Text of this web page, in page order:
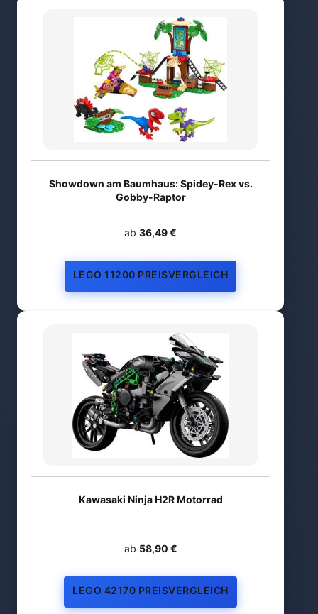
Showdown am Baumhaus: Spidey-Rex vs.
Gobby-Raptor
ab 36,49 €
LEGO 11200 PREISVERGLEICH
Kawasaki Ninja H2R Motorrad
ab 58,90 €
LEGO 42170 PREISVERGLEICH